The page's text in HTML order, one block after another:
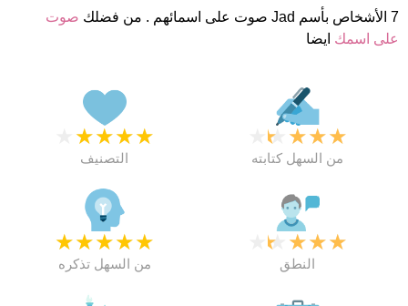
7 الأشخاص بأسم Jad صوت على اسمائهم . من فضلك
صوت
على اسمك ايضا
★
★
★
★
التصنيف
★
★
★
★
من السهل كتابته
★
★
★
★
★
من السهل تذكره
★
★
★
★
النطق